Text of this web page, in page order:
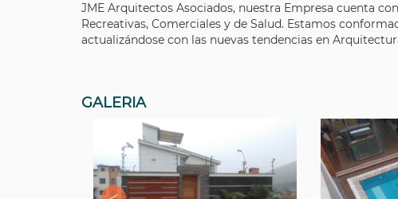
JME Arquitectos Asociados, nuestra Empresa cuenta
Recreativas, Comerciales y de Salud. Estamos
actualizándose con las nuevas tendencias en
GALERIA